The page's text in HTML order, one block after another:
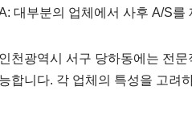
대부분의 업체에서 사후 A/S를
인천광역시 서구 당하동에는 전
능합니다. 각 업체의 특성을 고려